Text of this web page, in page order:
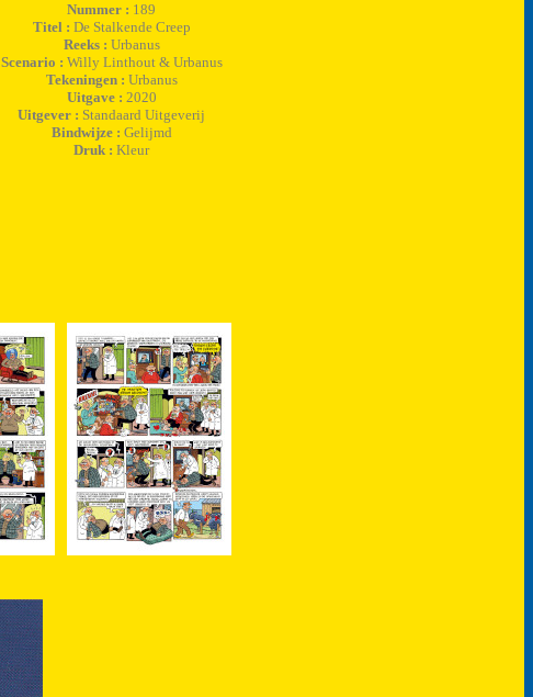
Nummer : 189
Titel : De Stalkende Creep
Reeks : Urbanus
Scenario : Willy Linthout & Urbanus
Tekeningen : Urbanus
Uitgave : 2020
Uitgever : Standaard Uitgeverij
Bindwijze : Gelijmd
Druk : Kleur